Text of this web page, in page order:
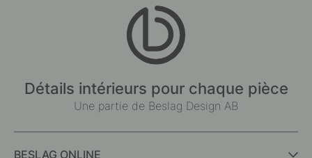
Détails intérieurs pour chaque pièce
Une partie de Beslag Design AB
BESLAG ONLINE